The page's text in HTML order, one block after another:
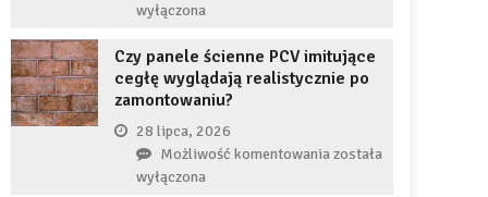
implant
zęba
wyłączona
Czy panele ścienne PCV imitujące
cegłę wyglądają realistycznie po
zamontowaniu?
28 lipca, 2026
Możliwość komentowaniaCzy
została
wyłączona